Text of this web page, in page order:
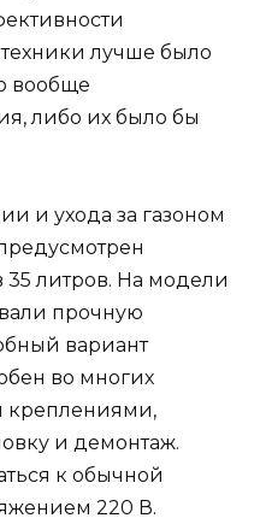
лучше было
вообще
либо их было бы
и ухода за газоном
литров. На модели
прочную
вариант
во многих
креплениями,
и демонтаж.
к обычной
220 В.